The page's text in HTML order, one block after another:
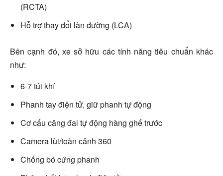
(RCTA)
Hỗ trợ thay đổi làn đường (LCA)
Bên cạnh đó, xe sở hữu các tính năng tiêu chuẩn khác
như:
6-7 túi khí
Phanh tay điện tử, giữ phanh tự động
Cơ cấu căng đai tự động hàng ghế trước
Camera lùi/toàn cảnh 360
Chống bó cứng phanh